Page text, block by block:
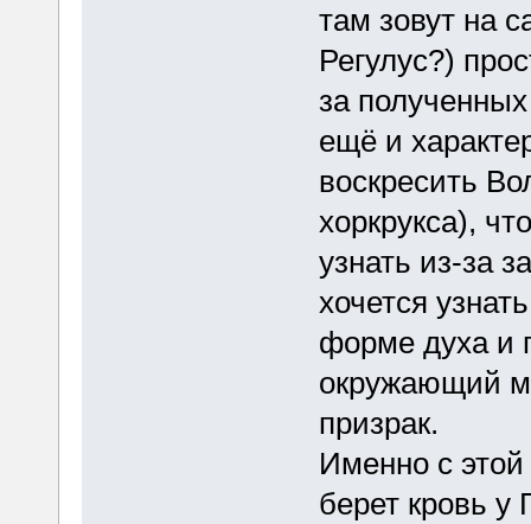
там зовут на
Регулус?)
за
ещё и
воскресить
хоркрукса),
узнать из-за
хочется
форме духа и
окружающий
призрак.
Именно с
берет кровь у